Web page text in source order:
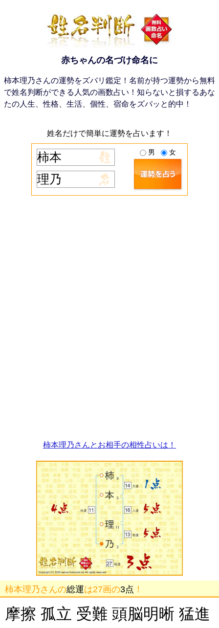
赤ちゃんの名づけ命名に
柿本理乃さんの運勢をズバリ鑑定！名前が持つ運勢から無料
で姓名判断ができる人気の画数占い！知らないと損するあな
たの人生、性格、生活、個性、宿命をズバッと的中！
姓名だけで簡単に運勢を占います！
男 女
柿本理乃さんとお相手の相性占いは！
柿本理乃さんの総運は27画の3点 ！
摩擦 孤立 受難 頭脳明晰 猛進